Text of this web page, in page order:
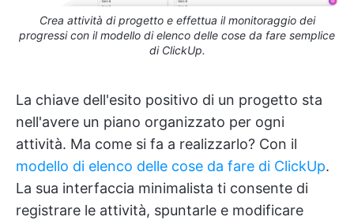
Crea attività di progetto e effettua il monitoraggio dei
progressi con il modello di elenco delle cose da fare semplice
di ClickUp.
La chiave dell'esito positivo di un progetto sta
nell'avere un piano organizzato per ogni
attività. Ma come si fa a realizzarlo? Con il
modello di elenco delle cose da fare di ClickUp.
La sua interfaccia minimalista ti consente di
registrare le attività, spuntarle e modificare